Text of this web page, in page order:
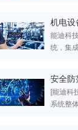
30%+。
实验室
技术企
案！
机电设
能迪科
统，集
园区领
60%，
功案例
安全防
[能迪科
系统整